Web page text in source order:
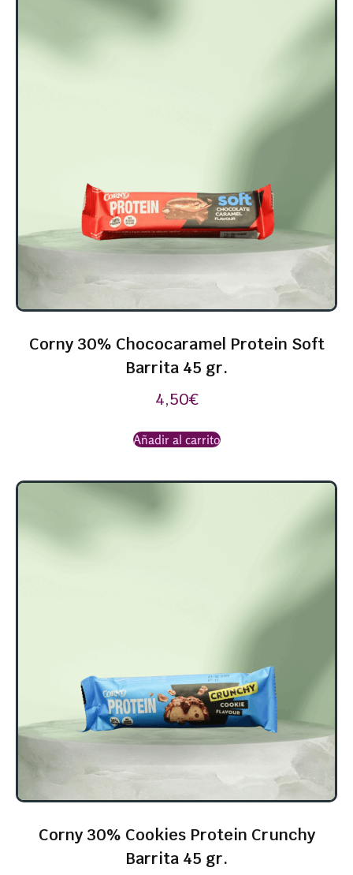
Corny 30% Chococaramel Protein Soft
Barrita 45 gr.
4,50€
Añadir al carrito
Corny 30% Cookies Protein Crunchy
Barrita 45 gr.